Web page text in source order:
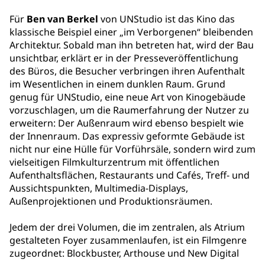
Für Ben van Berkel von UNStudio ist das Kino das
klassische Beispiel einer „im Verborgenen“ bleibenden
Architektur. Sobald man ihn betreten hat, wird der Bau
unsichtbar, erklärt er in der Presseveröffentlichung
des Büros, die Besucher verbringen ihren Aufenthalt
im Wesentlichen in einem dunklen Raum. Grund
genug für UNStudio, eine neue Art von Kinogebäude
vorzuschlagen, um die Raumerfahrung der Nutzer zu
erweitern: Der Außenraum wird ebenso bespielt wie
der Innenraum. Das expressiv geformte Gebäude ist
nicht nur eine Hülle für Vorführsäle, sondern wird zum
vielseitigen Filmkulturzentrum mit öffentlichen
Aufenthaltsflächen, Restaurants und Cafés, Treff- und
Aussichtspunkten, Multimedia-Displays,
Außenprojektionen und Produktionsräumen.
Jedem der drei Volumen, die im zentralen, als Atrium
gestalteten Foyer zusammenlaufen, ist ein Filmgenre
zugeordnet: Blockbuster, Arthouse und New Digital